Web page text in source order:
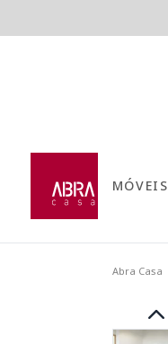
MÓVEIS
Abra Casa